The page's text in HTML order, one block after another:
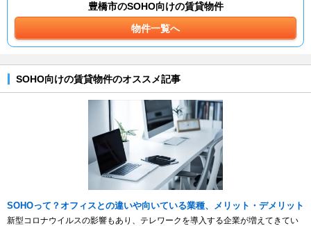
豊橋市のSOHO向けの賃貸物件
物件一覧へ
SOHO向けの賃貸物件のオススメ記事
SOHOって？オフィスとの違いや向いている業種、メリット・デメリット
新型コロナウイルスの影響もあり、テレワークを導入する企業が増えてきてい